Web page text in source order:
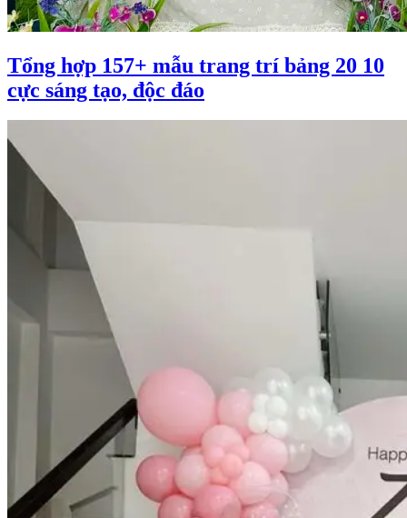
Tổng hợp 157+ mẫu trang trí bảng 20 10
cực sáng tạo, độc đáo